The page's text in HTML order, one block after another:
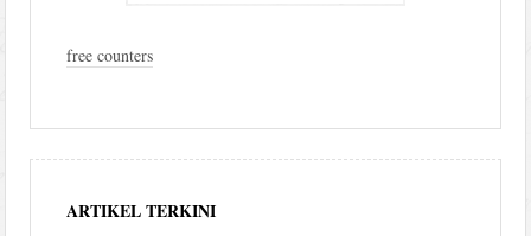
free counters
ARTIKEL TERKINI